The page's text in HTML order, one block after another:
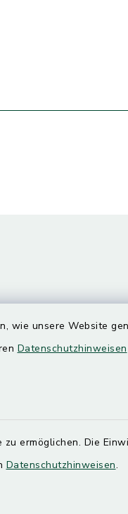
wie unsere Website
Datenschutzhinweisen
ermöglichen. Die
Datenschutzhinweisen.